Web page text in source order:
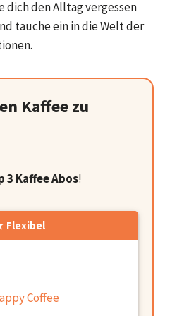
dich den Alltag vergessen
tauche ein in die Welt der
Kaffee zu
3 Kaffee Abos!
Flexibel